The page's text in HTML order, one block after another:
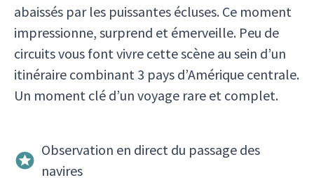
abaissés par les puissantes écluses. Ce moment
impressionne, surprend et émerveille. Peu de
circuits vous font vivre cette scène au sein d’un
itinéraire combinant 3 pays d’Amérique centrale.
Un moment clé d’un voyage rare et complet.
Observation en direct du passage des
navires